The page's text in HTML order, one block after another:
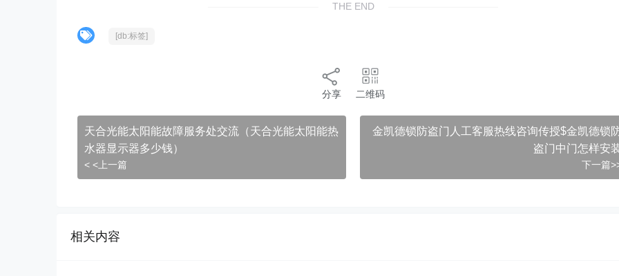
THE END
[db:标签]
分享 二维码
天合光能太阳能故障服务处交流（天合光能太阳能热
水器显示器多少钱）
< <上一篇
金凯德锁防盗门人工客服热线咨询传授$金凯德锁
盗门中门怎样安
下一篇
相关内容